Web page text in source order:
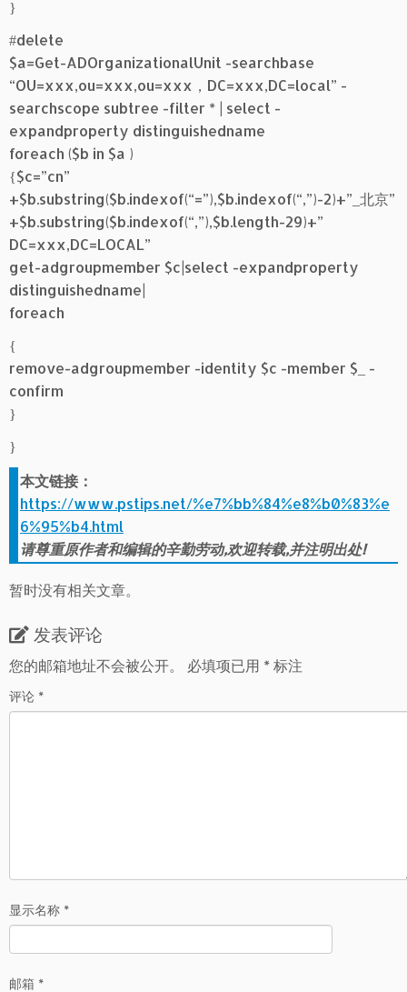
}
#delete
$a=Get-ADOrganizationalUnit -searchbase
“OU=xxx,ou=xxx,ou=xxx，DC=xxx,DC=local” -
searchscope subtree -filter * | select -
expandproperty distinguishedname
foreach ($b in $a )
{$c=”cn”
+$b.substring($b.indexof(“=”),$b.indexof(“,”)-2)+”_北京”
+$b.substring($b.indexof(“,”),$b.length-29)+”
DC=xxx,DC=LOCAL”
get-adgroupmember $c|select -expandproperty
distinguishedname|
foreach
{
remove-adgroupmember -identity $c -member $_ -
confirm
}
}
本文链接：
https://www.pstips.net/%e7%bb%84%e8%b0%83%e
6%95%b4.html
请尊重原作者和编辑的辛勤劳动,欢迎转载,并注明出处!
暂时没有相关文章。
发表评论
您的邮箱地址不会被公开。
必填项已用 *标注
评论 *
显示名称 *
邮箱 *